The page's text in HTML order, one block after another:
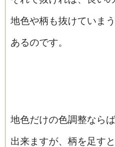
地色や柄も抜けていま
あるのです。
地色だけの色調整なら
出来ますが、柄を足す